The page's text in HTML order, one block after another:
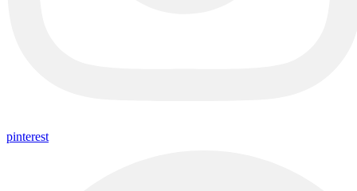
pinterest